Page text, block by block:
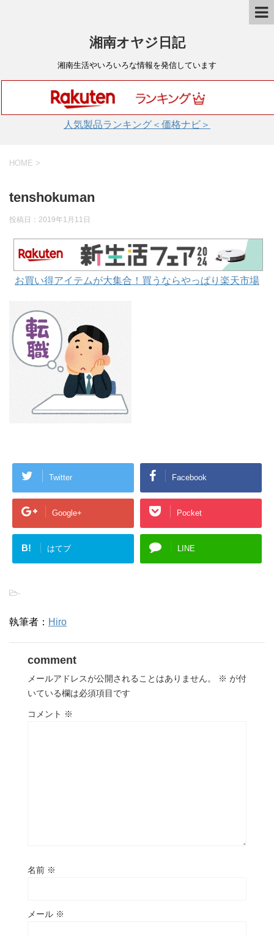
湘南オヤジ日記
湘南生活やいろいろな情報を発信しています
人気製品ランキング＜価格ナビ＞
HOME >
tenshokuman
投稿日： 2019年1月11日
お買い得アイテムが大集合！買うならやっぱり楽天市場
Twitter Facebook
Google+ Pocket
B! はてブ LINE
-
執筆者： Hiro
comment
メールアドレスが公開されることはありません。 ※ が付
いている欄は必須項目です
コメント ※
名前 ※
メール ※